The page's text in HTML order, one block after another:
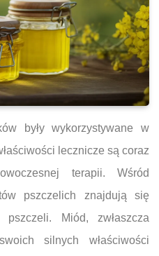
były wykorzystywane w
lecznicze są coraz
terapii. Wśród
pszczelich znajdują się
Miód, zwłaszcza
silnych właściwości